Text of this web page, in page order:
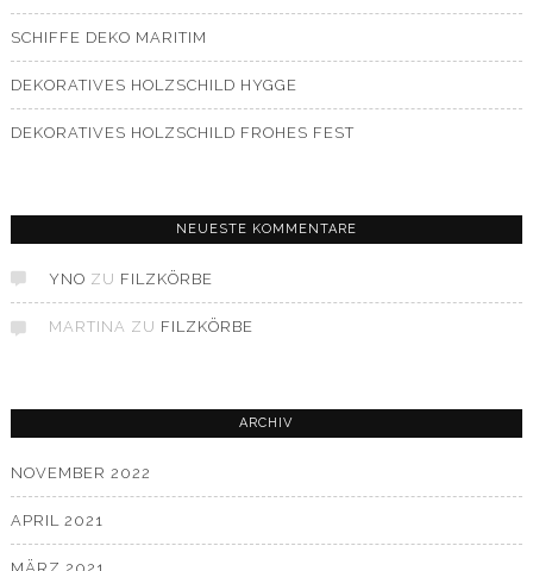
SCHIFFE DEKO MARITIM
DEKORATIVES HOLZSCHILD HYGGE
DEKORATIVES HOLZSCHILD FROHES FEST
NEUESTE KOMMENTARE
YNO ZU FILZKÖRBE
MARTINA ZU FILZKÖRBE
ARCHIV
NOVEMBER 2022
APRIL 2021